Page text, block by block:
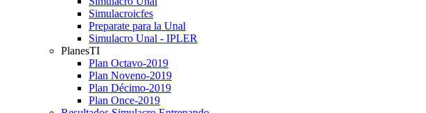
Simulacroicfes
Preparate para la Unal
Simulacro Unal - IPLER
PlanesTI
Plan Octavo-2019
Plan Noveno-2019
Plan Décimo-2019
Plan Once-2019